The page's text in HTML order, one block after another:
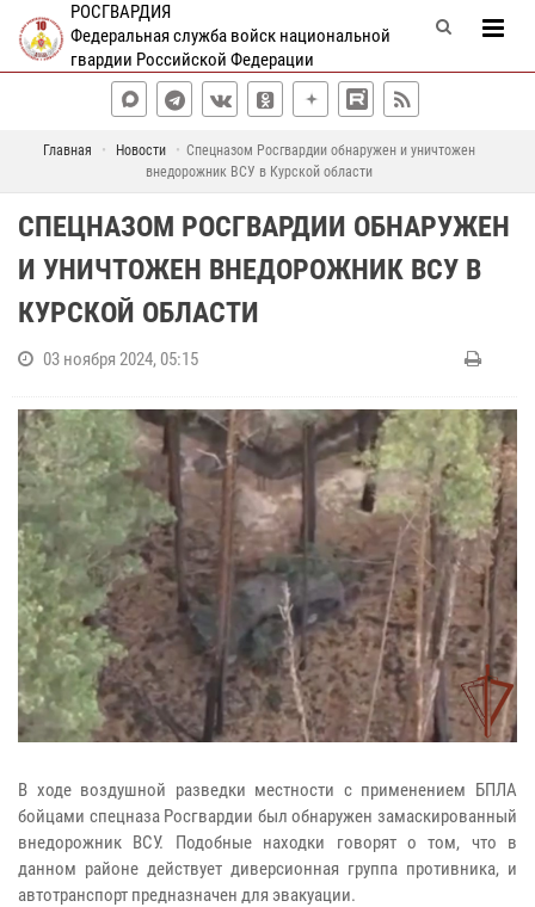
РОСГВАРДИЯ
Федеральная служба войск национальной
гвардии Российской Федерации
Главная Новости
Спецназом Росгвардии обнаружен и уничтожен
внедорожник ВСУ в Курской области
СПЕЦНАЗОМ РОСГВАРДИИ ОБНАРУЖЕН
И УНИЧТОЖЕН ВНЕДОРОЖНИК ВСУ В
КУРСКОЙ ОБЛАСТИ
03 ноября 2024, 05:15
В ходе воздушной разведки местности с применением БПЛА
бойцами спецназа Росгвардии был обнаружен замаскированный
внедорожник ВСУ. Подобные находки говорят о том, что в
данном районе действует диверсионная группа противника, и
автотранспорт предназначен для эвакуации.